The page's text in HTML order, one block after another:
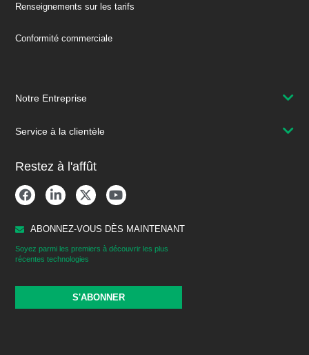
Renseignements sur les tarifs
Conformité commerciale
Notre Entreprise
Service à la clientèle
Restez à l'affût
ABONNEZ-VOUS DÈS MAINTENANT
Soyez parmi les premiers à découvrir les plus
récentes technologies
S'ABONNER